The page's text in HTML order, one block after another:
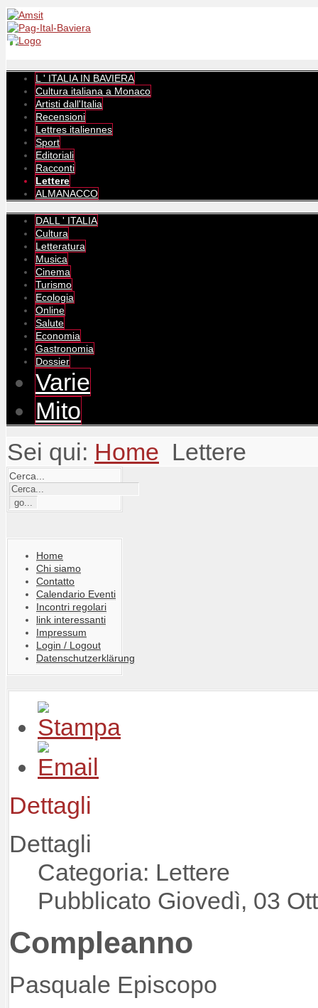
L ' ITALIA IN BAVIERA
Cultura italiana a Monaco
Artisti dall'Italia
Recensioni
Lettres italiennes
Sport
Editoriali
Racconti
Lettere
ALMANACCO
DALL ' ITALIA
Cultura
Letteratura
Musica
Cinema
Turismo
Ecologia
Online
Salute
Economia
Gastronomia
Dossier
Varie
Mito
Sei qui: Home Lettere
Cerca...
Home
Chi siamo
Contatto
Calendario Eventi
Incontri regolari
link interessanti
Impressum
Login / Logout
Datenschutzerklärung
Dettagli
Dettagli
Categoria: Lettere
Pubblicato Giovedì, 03
Compleanno
Pasquale Episcopo